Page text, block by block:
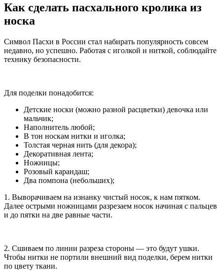
Как сделать пасхального кролика из
носка
Символ Пасхи в России стал набирать популярность совсем
недавно, но успешно. Работая с иголкой и ниткой, соблюдайте
технику безопасности.
Для поделки понадобится:
Детские носки (можно разной расцветки) девочка или
мальчик;
Наполнитель любой;
В тон носкам нитки и иголка;
Толстая черная нить (для декора);
Декоративная лента;
Ножницы;
Розовый карандаш;
Два помпона (небольших);
1. Выворачиваем на изнанку чистый носок, к нам пятком.
Далее острыми ножницами разрезаем носок начиная с пальцев
и до пятки на две равные части.
2. Сшиваем по линии разреза стороны — это будут ушки.
Чтобы нитки не портили внешний вид поделки, берем нитки
по цвету ткани.